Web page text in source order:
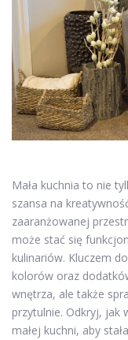
Mała kuchnia to nie
szansa na
zaaranżowanej
może stać się
kulinariów. Kluczem
kolorów oraz
wnętrza, ale także
przytulnie. Odkryj, jak
małej kuchni, aby